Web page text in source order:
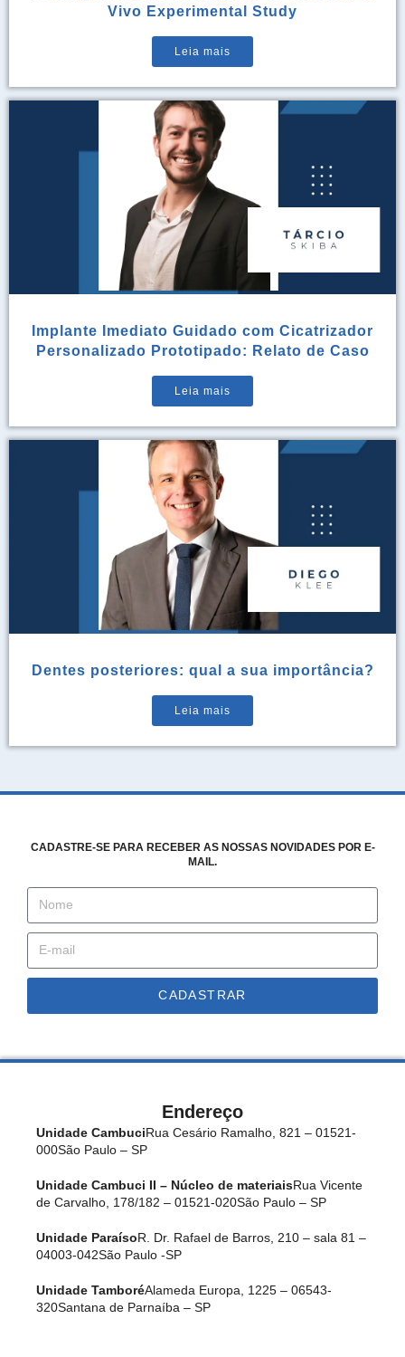
Vivo Experimental Study
Leia mais
Implante Imediato Guidado com Cicatrizador
Personalizado Prototipado: Relato de Caso
Leia mais
Dentes posteriores: qual a sua importância?
Leia mais
CADASTRE-SE PARA RECEBER AS NOSSAS NOVIDADES POR E-
MAIL.
CADASTRAR
Endereço
Unidade CambuciRua Cesário Ramalho, 821 – 01521-
000São Paulo – SP
Unidade Cambuci II – Núcleo de materiaisRua Vicente
de Carvalho, 178/182 – 01521-020São Paulo – SP
Unidade ParaísoR. Dr. Rafael de Barros, 210 – sala 81 –
04003-042São Paulo -SP
Unidade TamboréAlameda Europa, 1225 – 06543-
320Santana de Parnaíba – SP